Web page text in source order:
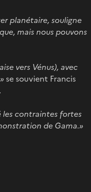
planétaire, souligne
mais nous pouvons
vers Vénus), avec
se souvient Francis
les contraintes fortes
de Gama.»